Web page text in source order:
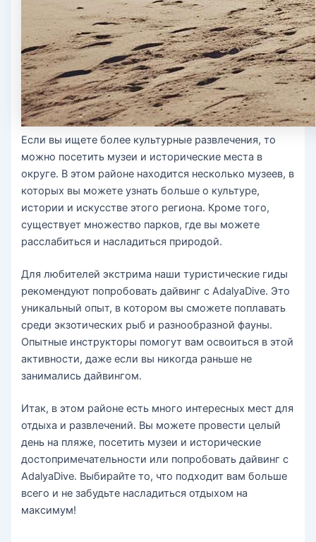
Если вы ищете более культурные развлечения, то
можно посетить музеи и исторические места в
округе. В этом районе находится несколько музеев, в
которых вы можете узнать больше о культуре,
истории и искусстве этого региона. Кроме того,
существует множество парков, где вы можете
расслабиться и насладиться природой.
Для любителей экстрима наши туристические гиды
рекомендуют попробовать дайвинг с AdalyaDive. Это
уникальный опыт, в котором вы сможете поплавать
среди экзотических рыб и разнообразной фауны.
Опытные инструкторы помогут вам освоиться в этой
активности, даже если вы никогда раньше не
занимались дайвингом.
Итак, в этом районе есть много интересных мест для
отдыха и развлечений. Вы можете провести целый
день на пляже, посетить музеи и исторические
достопримечательности или попробовать дайвинг с
AdalyaDive. Выбирайте то, что подходит вам больше
всего и не забудьте насладиться отдыхом на
максимум!